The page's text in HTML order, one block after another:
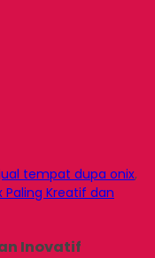
tempat dupa onix,
Paling Kreatif dan
Inovatif